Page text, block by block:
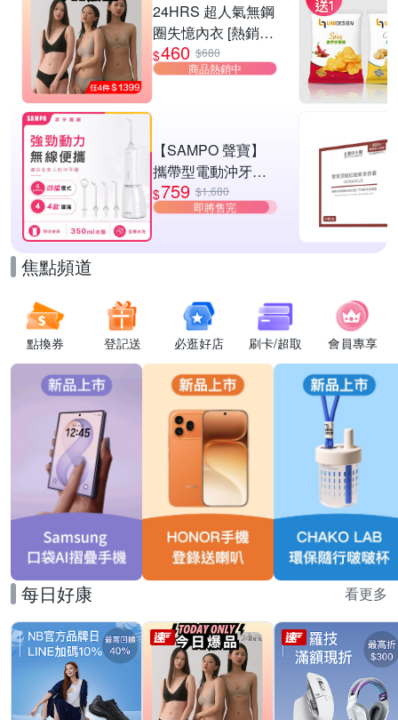
24HRS 超人氣無鋼
圈失憶內衣 [熱銷好
評]
$460 $680
商品熱銷中
【SAMPO 聲寶】
攜帶型電動沖牙機/
洗牙器/沖牙器(WB-
Z2506NL)
$759 $1,680
即將售完
焦點頻道
點換券 登記送 必逛好店 刷卡/超取 會員專享
每日好康 看更多